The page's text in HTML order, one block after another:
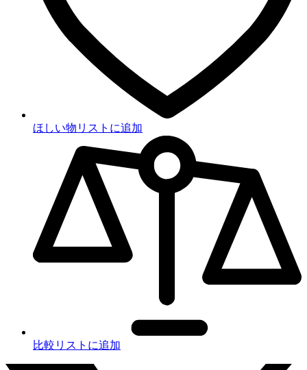
ほしい物リストに追加
比較リストに追加